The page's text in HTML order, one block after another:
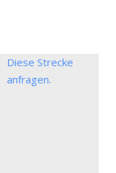
Diese Strecke
anfragen.